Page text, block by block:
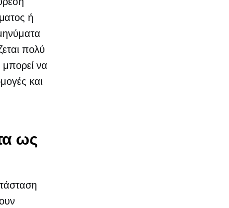
ή
πολύ
μπορεί να
και
ως